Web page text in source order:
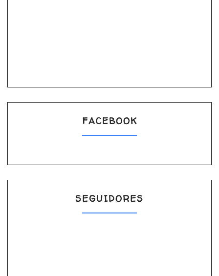
FACEBOOK
SEGUIDORES